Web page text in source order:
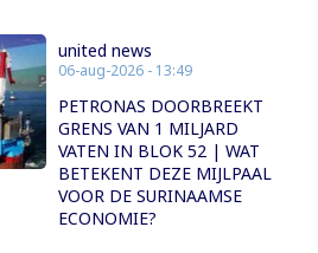
united news
06-aug-2026 - 13:49
PETRONAS DOORBREEKT
GRENS VAN 1 MILJARD
VATEN IN BLOK 52 | WAT
BETEKENT DEZE MIJLPAAL
VOOR DE SURINAAMSE
ECONOMIE?